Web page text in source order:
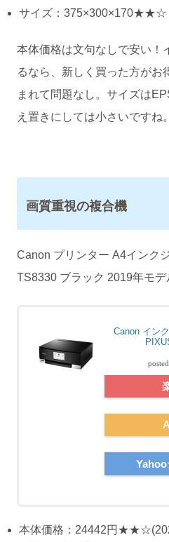
サイズ：375×300×170★★☆
本体価格は文句なしで安い！
るなら、新しく買った方がお
まれて問題なし。サイズは
え置きにしては小さいですね。
画質重視の複合機
Canon プリンター A4インク
TS8330 ブラック 2019年モデ
Canon イン
Yahoo
本体価格：24442円